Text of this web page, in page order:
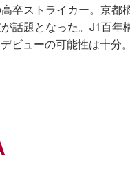
卒ストライカー。京都
話題となった。J1百年
ビューの可能性は十分